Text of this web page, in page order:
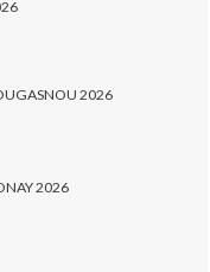
2026
2026